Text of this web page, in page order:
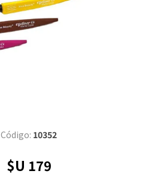
Código: 10352
$U 179